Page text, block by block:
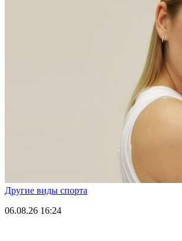
Другие виды спорта
06.08.26 16:24